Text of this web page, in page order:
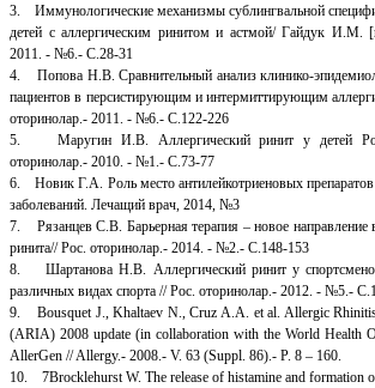
3. Иммунологические механизмы сублингвальной
детей с аллергическим ринитом и астмой/ Гайдук И.М.
2011. - №6.- С.28-31
4. Попова Н.В. Сравнительный анализ клинико-
пациентов в персистирующим и интермиттирующим
оторинолар.- 2011. - №6.- С.122-226
5. Маругин И.В. Аллергический ринит у детей
оторинолар.- 2010. - №1.- С.73-77
6. Новик Г.А. Роль место антилейкотриеновых препаратов
заболеваний. Лечащий врач, 2014, №3
7. Рязанцев С.В. Барьерная терапия – новое направление
ринита// Рос. оторинолар.- 2014. - №2.- С.148-153
8. Шартанова Н.В. Аллергический ринит у
различных видах спорта // Рос. оторинолар.- 2012. - №5.-
9. Bousquet J., Khaltaev N., Cruz A.A. et al. Allergic
(ARIA) 2008 update (in collaboration with the World Health
AllerGen // Allergy.- 2008.- V. 63 (Suppl. 86).- P. 8 – 160.
10. 7Brocklehurst W. The release of histamine and formation